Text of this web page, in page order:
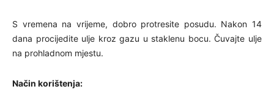
S vremena na vrijeme, dobro protresite posudu. Nakon 14
dana procijedite ulje kroz gazu u staklenu bocu. Čuvajte ulje
na prohladnom mjestu.
Način korištenja: